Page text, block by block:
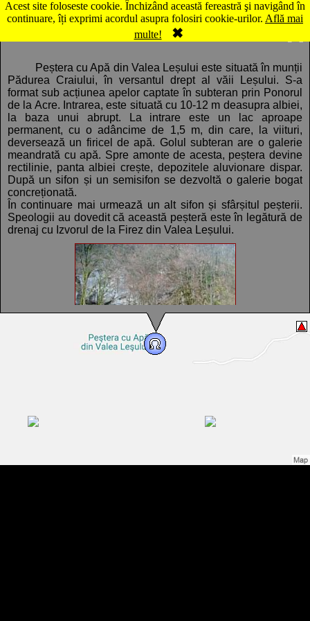
Acest site foloseste cookie. Închizând această fereastră şi navigând în
continuare, îți exprimi acordul asupra folosiri cookie-urilor. Află mai
multe!
✖
Hartă Lacul Leşu: Peştera cu Apă din Valea Leşului
Peștera cu Apă din Valea Leșului este situată în munții
Pădurea Craiului, în versantul drept al văii Leșului. S-a
format sub acțiunea apelor captate în subteran prin Ponorul
de la Acre. Intrarea, este situată cu 10-12 m deasupra albiei,
la baza unui abrupt. La intrare este un lac aproape
permanent, cu o adâncime de 1,5 m, din care, la viituri,
deversează un firicel de apă. Golul subteran are o galerie
meandrată cu apă. Spre amonte de acesta, peștera devine
rectilinie, panta albiei crește, depozitele aluvionare dispar.
După un sifon și un semisifon se dezvoltă o galerie bogat
concreționată.
În continuare mai urmează un alt sifon și sfârșitul peșterii.
Speologii au dovedit că această peșteră este în legătură de
drenaj cu Izvorul de la Firez din Valea Leșului.
Peștera cu Apă de la V. Leșului, Foto: Vasile Coancă
Comentarii